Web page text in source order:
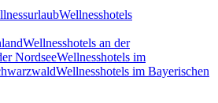
Wellnesshotels
Wellnesshotels an der
NordseeWellnesshotels im
Wellnesshotels im Bayerischen